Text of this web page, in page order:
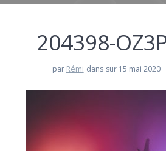
204398-
par Rémi dans sur 15 mai 2020